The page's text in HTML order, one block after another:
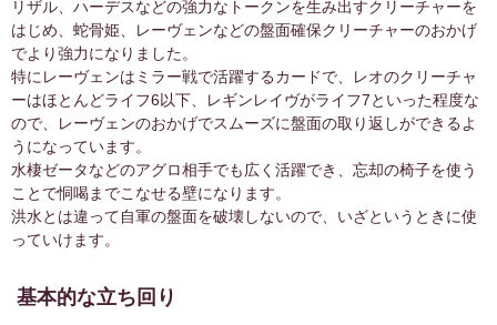
SR 4
R 5
C 3
デッキを1から作成するのに必要なピース数
※現在、すべてのカードをピース1個で生成可能です。
ハート 5
リザル、ハーデスなどの強力なトークンを生み出すクリーチャーを
はじめ、蛇骨姫、レーヴェンなどの盤面確保クリーチャーのおかげ
でより強力になりました。
特にレーヴェンはミラー戦で活躍するカードで、レオのクリーチャ
ーはほとんどライフ6以下、レギンレイヴがライフ7といった程度な
ので、レーヴェンのおかげでスムーズに盤面の取り返しができるよ
うになっています。
水棲ゼータなどのアグロ相手でも広く活躍でき、忘却の椅子を使う
ことで恫喝までこなせる壁になります。
洪水とは違って自軍の盤面を破壊しないので、いざというときに使
っていけます。
基本的な立ち回り